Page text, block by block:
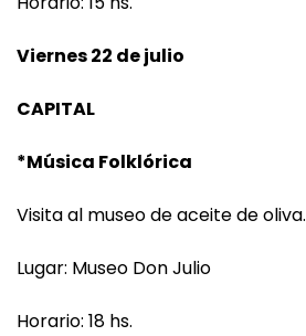
Viernes 22 de julio
CAPITAL
*Música Folklórica
Visita al museo de aceite de oliva.
Lugar: Museo Don Julio
Horario: 18 hs.